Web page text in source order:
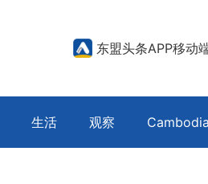
东盟头条APP移动
生活 观察